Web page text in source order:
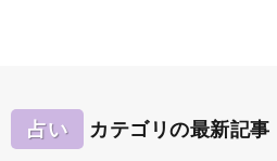
占い カテゴリの最新記事